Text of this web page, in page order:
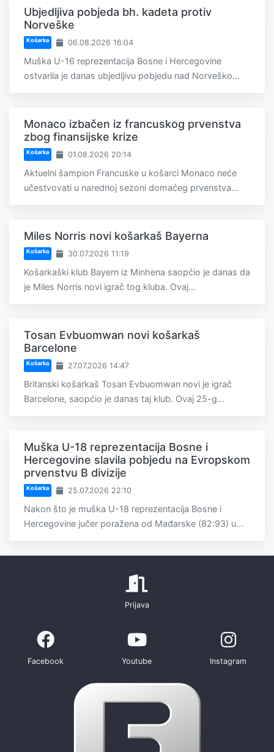
Ubjedljiva pobjeda bh. kadeta protiv
Norveške
Košarka 06.08.2026 16:04
Muška U-16 reprezentacija Bosne i Hercegovine
ostvarila je danas ubjedljivu pobjedu nad Norveško...
Monaco izbačen iz francuskog prvenstva
zbog finansijske krize
Košarka 01.08.2026 20:14
Aktuelni šampion Francuske u košarci Monaco neće
učestvovati u narednoj sezoni domaćeg prvenstva...
Miles Norris novi košarkaš Bayerna
Košarka 30.07.2026 11:19
Košarkaški klub Bayern iz Minhena saopćio je danas da
je Miles Norris novi igrač tog kluba. Ovaj...
Tosan Evbuomwan novi košarkaš
Barcelone
Košarka 27.07.2026 14:47
Britanski košarkaš Tosan Evbuomwan novi je igrač
Barcelone, saopćio je danas taj klub. Ovaj 25-g...
Muška U-18 reprezentacija Bosne i
Hercegovine slavila pobjedu na Evropskom
prvenstvu B divizije
Košarka 25.07.2026 22:10
Nakon što je muška U-18 reprezentacija Bosne i
Hercegovine jučer poražena od Mađarske (82:93) u...
Prijava
Facebook Youtube Instagram